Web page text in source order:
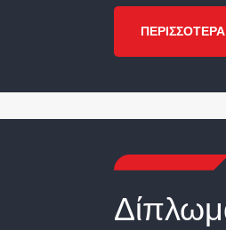
ΠΕΡΙΣΣΟΤΕΡΑ